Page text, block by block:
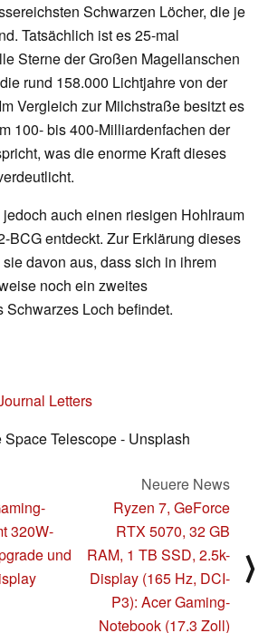
Schwarzen Löcher, die je
Tatsächlich ist es 25-mal
Sterne der Großen Magellanschen
rund 158.000 Lichtjahre von der
Vergleich zur Milchstraße besitzt es
100- bis 400-Milliardenfachen der
was die enorme Kraft dieses
auch einen riesigen Hohlraum
BCG entdeckt. Zur Erklärung dieses
davon aus, dass sich in ihrem
noch ein zweites
Schwarzes Loch befindet.
Letters
Telescope - Unsplash
320W-
und
Neuere News
Ryzen 7, GeForce
RTX 5070, 32 GB
RAM, 1 TB SSD, 2.5k-
Display (165 Hz, DCI-
P3): Acer Gaming-
Notebook (17.3 Zoll)
⟩